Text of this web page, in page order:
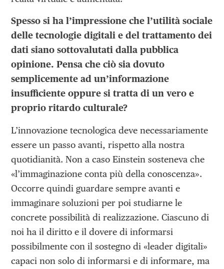
Spesso si ha l’impressione che l’utilità sociale
delle tecnologie digitali e del trattamento dei
dati siano sottovalutati dalla pubblica
opinione. Pensa che ciò sia dovuto
semplicemente ad un’informazione
insufficiente oppure si tratta di un vero e
proprio ritardo culturale?
L’innovazione tecnologica deve necessariamente
essere un passo avanti, rispetto alla nostra
quotidianità. Non a caso Einstein sosteneva che
«l’immaginazione conta più della conoscenza».
Occorre quindi guardare sempre avanti e
immaginare soluzioni per poi studiarne le
concrete possibilità di realizzazione. Ciascuno di
noi ha il diritto e il dovere di informarsi
possibilmente con il sostegno di «leader digitali»
capaci non solo di informarsi e di informare, ma